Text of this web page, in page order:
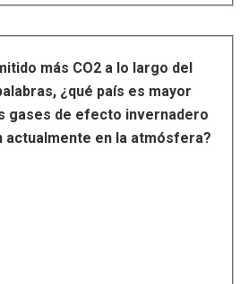
más CO2 a lo largo del
¿qué país es mayor
gases de efecto invernadero
actualmente en la atmósfera?